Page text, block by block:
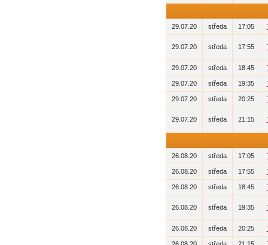
29.07.20 středa 17:05
29.07.20 středa 17:55
29.07.20 středa 18:45
29.07.20 středa 19:35
29.07.20 středa 20:25
29.07.20 středa 21:15
26.08.20 středa 17:05
26.08.20 středa 17:55
26.08.20 středa 18:45
26.08.20 středa 19:35
26.08.20 středa 20:25